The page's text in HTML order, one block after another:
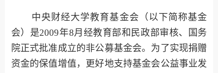
中央财经大学教育基金会（以下简称基金
会）是2009年8月经教育部和民政部审核、国务
院正式批准成立的非公募基金会。为了实现捐赠
资金的保值增值，
更好地支持基金会公益事业发